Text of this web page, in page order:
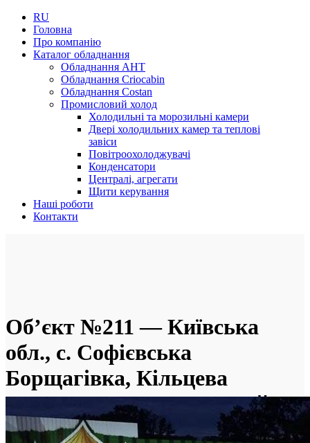
RU
Головна
Про компанію
Каталог обладнання
Обладнання AHT
Обладнання Criocabin
Обладнання Costan
Промисловий холод
Холодильні та морозильні камери
Двері холодильних камер та теплові
завіси
Повітроохолоджувачі
Конденсатори
Централі, агрегати
Щити керування
Наші роботи
Контакти
Об’єкт №211 — Київська
обл., с. Софієвська
Борщагівка, Кільцева
дорога 110-А, «Столичний
ринок»